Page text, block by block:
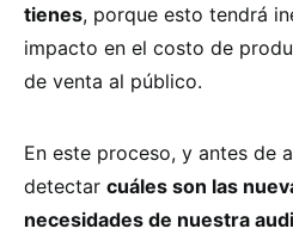
tienes, porque esto tendrá
impacto en el costo de
de venta al público.
En este proceso, y antes de
detectar cuáles son las
necesidades de nuestra